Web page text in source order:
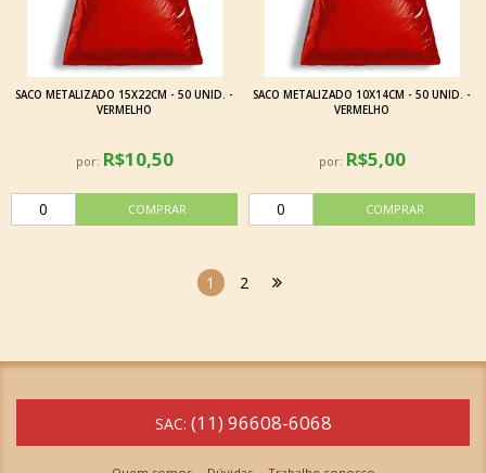
SACO METALIZADO 15X22CM - 50 UNID. -
VERMELHO
por: R$10,50
SACO METALIZADO 10X14CM - 50 UNID. -
VERMELHO
por: R$5,00
1 2
SAC: (11) 96608-6068